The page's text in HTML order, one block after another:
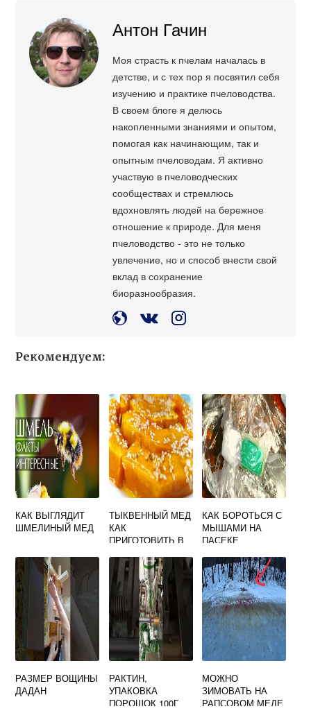
Антон Гачин
Моя страсть к пчелам началась в
детстве, и с тех пор я посвятил себя
изучению и практике пчеловодства.
В своем блоге я делюсь
накопленными знаниями и опытом,
помогая как начинающим, так и
опытным пчеловодам. Я активно
участвую в пчеловодческих
сообществах и стремлюсь
вдохновлять людей на бережное
отношение к природе. Для меня
пчеловодство - это не только
увлечение, но и способ внести свой
вклад в сохранение
биоразнообразия.
Рекомендуем:
КАК ВЫГЛЯДИТ
ШМЕЛИНЫЙ МЕД
ТЫКВЕННЫЙ МЕД
КАК
ПРИГОТОВИТЬ В
УСЛОВИЯХ
КАК БОРОТЬСЯ С
МЫШАМИ НА
ПАСЕКЕ
РАЗМЕР ВОЩИНЫ
ДАДАН
РАКТИН,
УПАКОВКА
ПОРОШОК 100Г
МОЖНО
ЗИМОВАТЬ НА
РАПСОВОМ МЕДЕ